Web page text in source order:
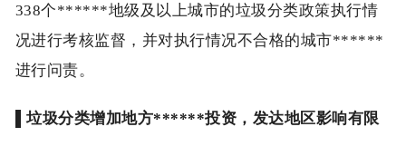
338个******地级及以上城市的垃圾分类政策执行情
况进行考核监督，并对执行情况不合格的城市******
进行问责。
▌垃圾分类增加地方******投资，发达地区影响有限